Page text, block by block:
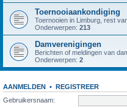
Toernooiaankondiging
Toernooien in Limburg, rest
Onderwerpen: 213
Damverenigingen
Berichten of meldingen van
Onderwerpen: 2
AANMELDEN • REGISTREER
Gebruikersnaam: